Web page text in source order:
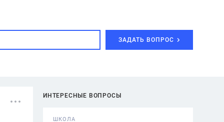
ЗАДАТЬ ВОПРОС
ИНТЕРЕСНЫЕ ВОПРОСЫ
ШКОЛА